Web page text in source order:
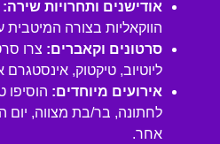
אודישנים ותחרויות שירה:
הווקאליות בצורה המיטבית
סרטונים וקאברים: צרו
ליוטיוב, טיקטוק,
אירועים מיוחדים: הוסיפו
לחתונה, בר/בת מצווה, יום
אחר.